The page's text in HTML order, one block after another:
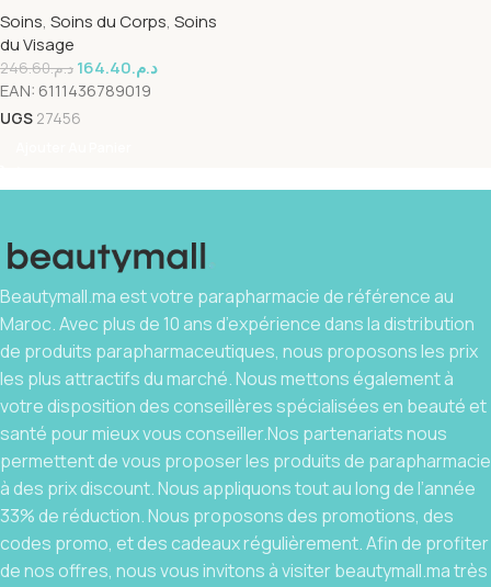
Soins, Soins du Corps, Soins
du Visage
د.م.246.60 د.م.164.40
EAN: 6111436789019
UGS 27456
Beautymall.ma est votre parapharmacie de référence au
Maroc. Avec plus de 10 ans d’expérience dans la distribution
de produits parapharmaceutiques, nous proposons les prix
les plus attractifs du marché. Nous mettons également à
votre disposition des conseillères spécialisées en beauté et
santé pour mieux vous conseiller.Nos partenariats nous
permettent de vous proposer les produits de parapharmacie
à des prix discount. Nous appliquons tout au long de l’année
33% de réduction. Nous proposons des promotions, des
codes promo, et des cadeaux régulièrement. Afin de profiter
de nos offres, nous vous invitons à visiter beautymall.ma très